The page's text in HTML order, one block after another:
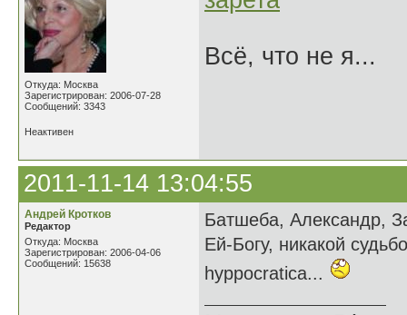
Откуда: Москва
Зарегистрирован: 2006-07-28
Сообщений: 3343
Всё, что не я...
Неактивен
2011-11-14 13:04:55
Андрей Кротков
Редактор
Откуда: Москва
Зарегистрирован: 2006-04-06
Сообщений: 15638
Батшеба, Александр,
Ей-Богу, никакой
hyppocratica...